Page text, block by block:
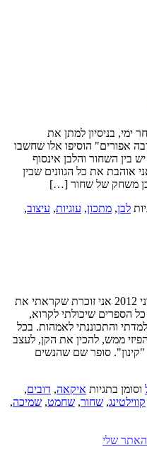
בניסיון למתן את
אפורים" הוסיפו אלו שחשבו
השחור והלבן אינסוף
אוהבת את כל הגוונים שבין
משחק של שחור […]
לבן,מתכון,עוגיות,עיצוב,
פורסם לראשונה ב"תפוז" בתאריך 16 יוני 2012 אני זוכרת שקראתי את
הספרים שיכולתי לקרוא,
והתכוננתי לאמהות. בכל
ממש, להכין את הקן, לעצב
סופר שם שהנשים
בתגיותאיקאה,דובים,
,שחור,שחמט,שמיכה,